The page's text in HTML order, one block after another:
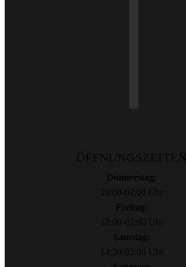
ÖFFNUNGSZEITEN
Donnerstag:
20:00-02:00 Uhr
Freitag:
18:00-02:00 Uhr
Samstag:
14:30-03:00 Uhr